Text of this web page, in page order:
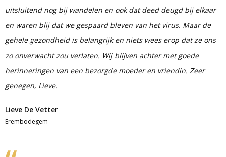
uitsluitend nog bij wandelen en ook dat deed deugd bij elkaar
en waren blij dat we gespaard bleven van het virus. Maar de
gehele gezondheid is belangrijk en niets wees erop dat ze ons
zo onverwacht zou verlaten. Wij blijven achter met goede
herinneringen van een bezorgde moeder en vriendin. Zeer
genegen, Lieve.
Lieve De Vetter
Erembodegem